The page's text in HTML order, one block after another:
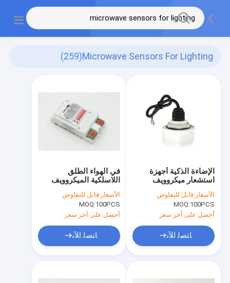
Microwave Sensors For Lighting
(259)
في الهواء الطلق
اللاسلكية الميكروويف
استشعار الحركة للضوء
التبديل التلقائي ضوء
النهار التعلم
الأسعار:قابل للتفاوض
MOQ:100PCS
أحصل على آخر سعر
ﺎﺘﺼﻟ ﺍﻶﻧ
الإضاءة الذكية أجهزة
استشعار ميكروويف
عالية خليج الاستشعار
للمستودع
الأسعار:قابل للتفاوض
MOQ:100PCS
أحصل على آخر سعر
ﺎﺘﺼﻟ ﺍﻶﻧ